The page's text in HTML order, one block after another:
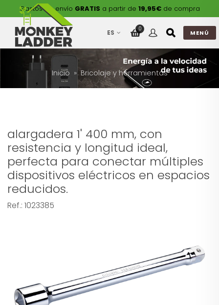
Gastos de envío GRATIS a partir de 19,95€de compra
ES 0
MENÚ
Inicio Bricolaje y herramientas
alargadera 1' 400 mm, con
resistencia y longitud ideal,
perfecta para conectar múltiples
dispositivos eléctricos en espacios
reducidos.
Ref.: 1023385